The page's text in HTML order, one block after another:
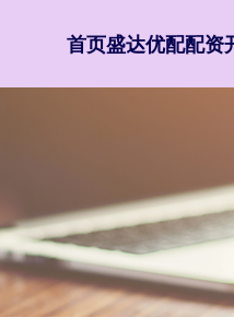
首页盛达优配配资